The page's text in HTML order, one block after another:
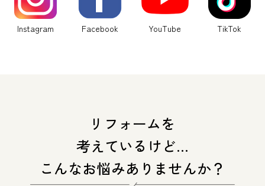
Instagram Facebook YouTube TikTok
リフォームを
考えているけど…
こんなお悩みありませんか？